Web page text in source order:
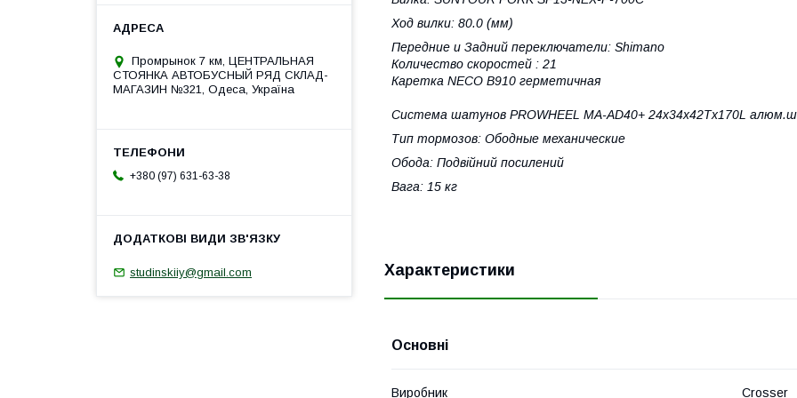
Ход вилки: 80.0 (мм)
Передние и Задний переключатели: Shimano
Количество скоростей : 21
Каретка NECO B910 герметичная
Система шатунов PROWHEEL MA-AD40+ 24х34х42Tх170L
Тип тормозов: Ободные механические
Обода: Подвійний посилений
Вага: 15 кг
Характеристики
Основні
Виробник Crosser
Промрынок 7 км, ЦЕНТРАЛЬНАЯ
СТОЯНКА АВТОБУСНЫЙ РЯД СКЛАД-
МАГАЗИН №321, Одеса, Україна
+380 (97) 631-63-38
studinskiiy@gmail.com